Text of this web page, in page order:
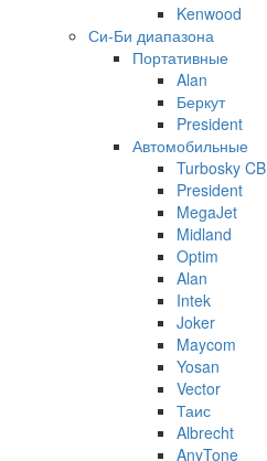
Kenwood
Си-Би диапазона
Портативные
Alan
Беркут
President
Автомобильные
Turbosky CB
President
MegaJet
Midland
Optim
Alan
Intek
Joker
Maycom
Yosan
Vector
Таис
Albrecht
AnyTone